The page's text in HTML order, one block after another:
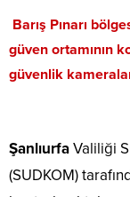
Barış Pınarı
güven ortamının
güvenlik
ŞanlıurfaValiliği
(SUDKOM)